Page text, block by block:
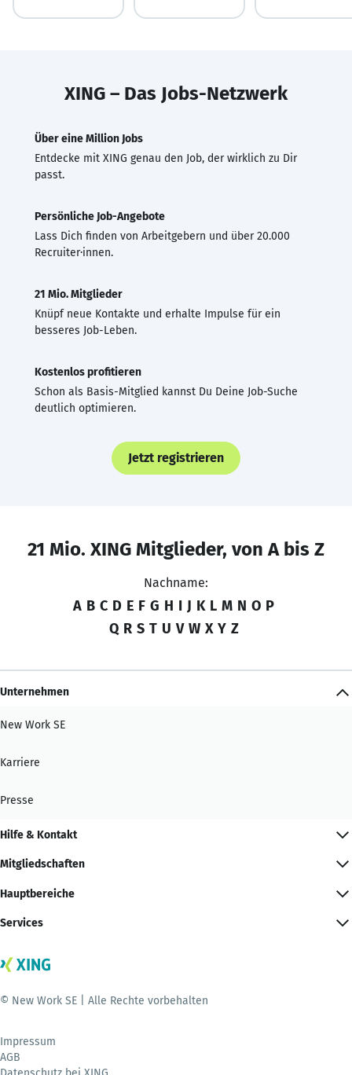
XING – Das Jobs-Netzwerk
Über eine Million Jobs
Entdecke mit XING genau den Job, der wirklich zu Dir
passt.
Persönliche Job-Angebote
Lass Dich finden von Arbeitgebern und über 20.000
Recruiter·innen.
21 Mio. Mitglieder
Knüpf neue Kontakte und erhalte Impulse für ein
besseres Job-Leben.
Kostenlos profitieren
Schon als Basis-Mitglied kannst Du Deine Job-Suche
deutlich optimieren.
Jetzt registrieren
21 Mio. XING Mitglieder, von A bis Z
Nachname:
A B C D E F G H I J K L M N O P
Q R S T U V W X Y Z
Unternehmen
New Work SE
Karriere
Presse
Hilfe & Kontakt
Mitgliedschaften
Hauptbereiche
Services
© New Work SE | Alle Rechte vorbehalten
Impressum
AGB